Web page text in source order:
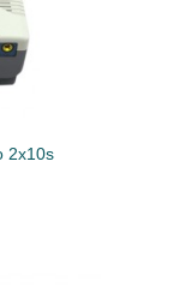
2x10s